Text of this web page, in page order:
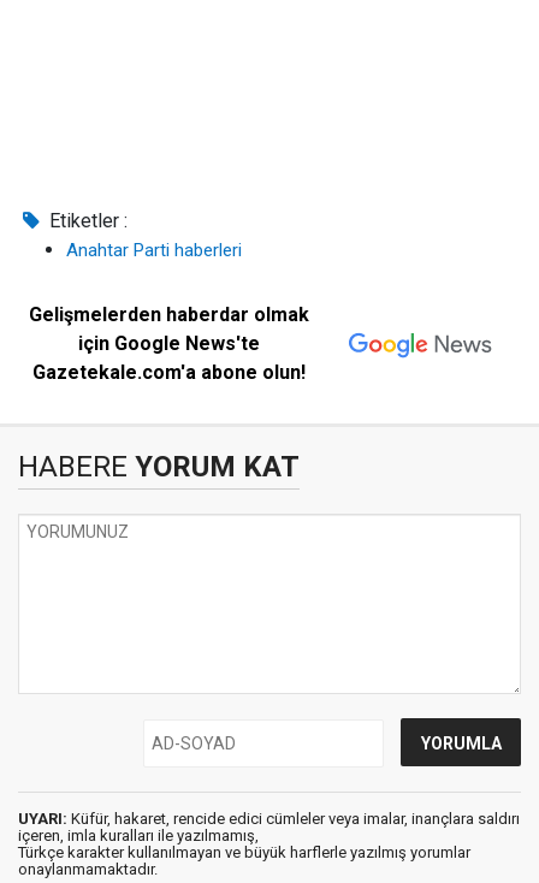
Etiketler :
Anahtar Parti haberleri
Gelişmelerden haberdar olmak
için Google News'te
Gazetekale.com'a abone olun!
HABERE YORUM KAT
UYARI: Küfür, hakaret, rencide edici cümleler veya imalar, inançlara saldırı
içeren, imla kuralları ile yazılmamış,
Türkçe karakter kullanılmayan ve büyük harflerle yazılmış yorumlar
onaylanmamaktadır.